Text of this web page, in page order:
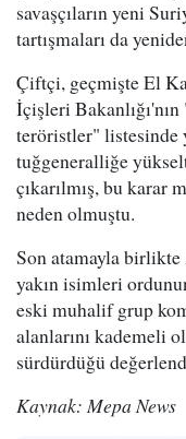
savaşçıların yeni
tartışmaları da
Çiftçi, geçmişte El
İçişleri
teröristler" listesinde
tuğgeneralliğe
çıkarılmış, bu
neden olmuştu.
Son atamayla
yakın isimleri
eski muhalif grup
alanlarını kademeli
sürdürdüğü
Kaynak: Mepa News